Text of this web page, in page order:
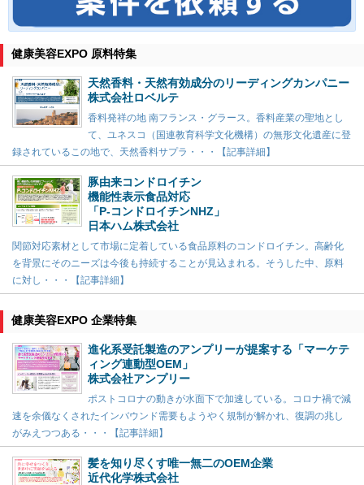
健康美容EXPO 原料特集
天然香料・天然有効成分のリーディングカンパニー
株式会社ロベルテ
香料発祥の地 南フランス・グラース。香料産業の聖地とし
て、ユネスコ（国連教育科学文化機構）の無形文化遺産に登
録されているこの地で、天然香料サプラ・・・【記事詳細】
豚由来コンドロイチン
機能性表示食品対応
「P-コンドロイチンNHZ」
日本ハム株式会社
関節対応素材として市場に定着している食品原料のコンドロイチン。高齢化
を背景にそのニーズは今後も持続することが見込まれる。そうした中、原料
に対し・・・【記事詳細】
健康美容EXPO 企業特集
進化系受託製造のアンプリーが提案する「マーケテ
ィング連動型OEM」
株式会社アンプリー
ポストコロナの動きが水面下で加速している。コロナ禍で減
速を余儀なくされたインバウンド需要もようやく規制が解かれ、復調の兆し
がみえつつある・・・【記事詳細】
髪を知り尽くす唯一無二のOEM企業
近代化学株式会社